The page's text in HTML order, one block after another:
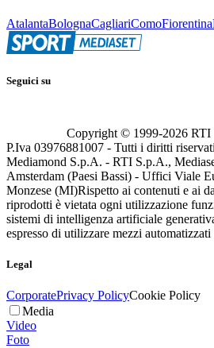
AtalantaBolognaCagliariComoFiorentina
Seguici su
Copyright © 1999-2026 RTI
P.Iva 03976881007 - Tutti i diritti
Mediamond S.p.A. - RTI S.p.A.,
Amsterdam (Paesi Bassi) - Uffici Viale
Monzese (MI)Rispetto ai contenuti e ai
riprodotti è vietata ogni utilizzazione
sistemi di intelligenza artificiale
espresso di utilizzare mezzi
Legal
CorporatePrivacy PolicyCookie Policy
Media
Video
Foto